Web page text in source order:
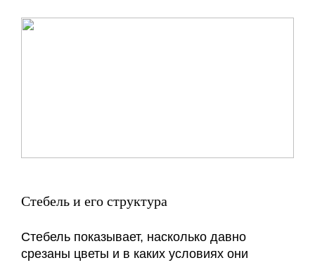
Стебель и его структура
Стебель показывает, насколько давно
срезаны цветы и в каких условиях они